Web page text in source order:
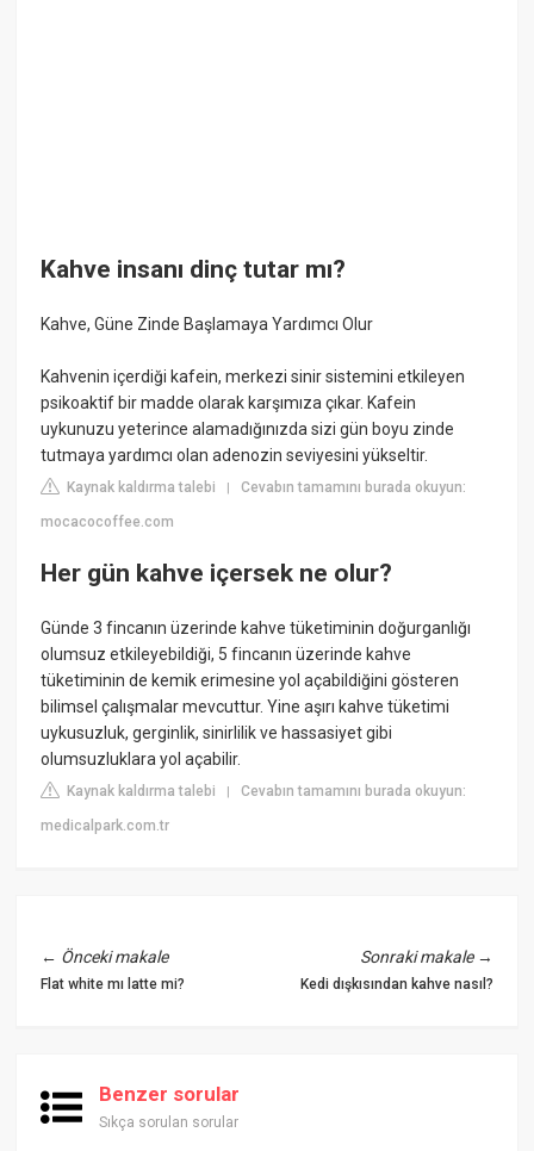
Kahve insanı dinç tutar mı?
Kahve, Güne Zinde Başlamaya Yardımcı Olur
Kahvenin içerdiği kafein, merkezi sinir sistemini etkileyen
psikoaktif bir madde olarak karşımıza çıkar. Kafein
uykunuzu yeterince alamadığınızda sizi gün boyu zinde
tutmaya yardımcı olan adenozin seviyesini yükseltir.
Kaynak kaldırma talebi |Cevabın tamamını burada okuyun:
mocacocoffee.com
Her gün kahve içersek ne olur?
Günde 3 fincanın üzerinde kahve tüketiminin doğurganlığı
olumsuz etkileyebildiği, 5 fincanın üzerinde kahve
tüketiminin de kemik erimesine yol açabildiğini gösteren
bilimsel çalışmalar mevcuttur. Yine aşırı kahve tüketimi
uykusuzluk, gerginlik, sinirlilik ve hassasiyet gibi
olumsuzluklara yol açabilir.
Kaynak kaldırma talebi |Cevabın tamamını burada okuyun:
medicalpark.com.tr
← Önceki makale
Flat white mı latte mi?
Sonraki makale→
Kedi dışkısından kahve nasıl?
Benzer sorular
Sıkça sorulan sorular